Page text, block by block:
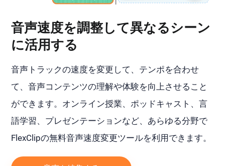
音声速度を調整して異なるシーン
に活用する
音声トラックの速度を変更して、テンポを合わせ
て、音声コンテンツの理解や体験を向上させること
ができます。オンライン授業、ポッドキャスト、言
語学習、プレゼンテーションなど、あらゆる分野で
FlexClipの無料音声速度変更ツールを利用できます。